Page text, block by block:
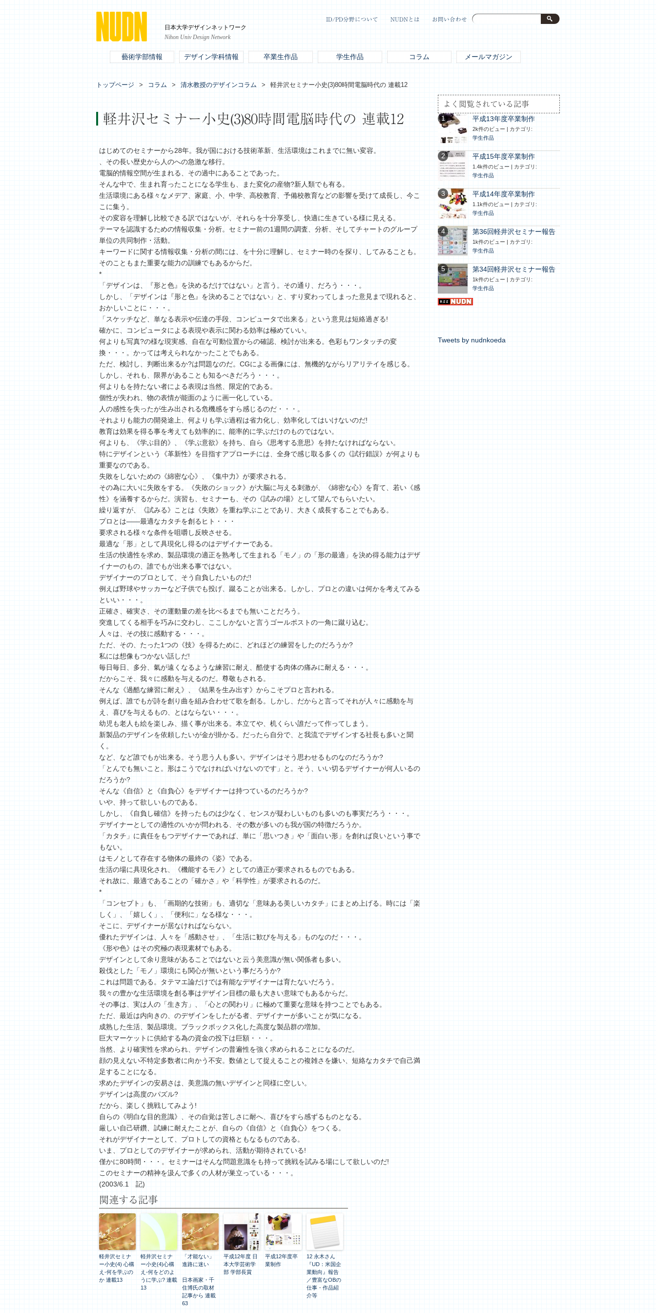
日本大学デザインネットワーク
Nihon Univ Design Network
ID/PD分野について NUDNとは お問い合わせ
藝術学部情報 デザイン学科情報 卒業生作品 学生作品 コラム メールマガジン
トップページ コラム 清水教授のデザインコラム 軽井沢セミナー小史(3)80時間電脳時代の 連載12
軽井沢セミナー小史(3)80時間電脳時代の 連載12
はじめてのセミナーから28年。我が国における技術革新、生活環境はこれまでに無い変容。
、その長い歴史から人のへの急激な移行。
電脳的情報空間が生まれる、その過中にあることであった。
そんな中で、生まれ育ったことになる学生も、また変化の産物?新人類でも有る。
生活環境にある様々なメデア、家庭、小、中学、高校教育、予備校教育などの影響を受けて成長し、今こ
こに集う。
その変容を理解し比較できる訳ではないが、それらを十分享受し、快適に生きている様に見える。
テーマを認識するための情報収集・分析。セミナー前の1週間の調査、分析、そしてチャートのグループ
単位の共同制作・活動。
キーワードに関する情報収集・分析の間には、を十分に理解し、セミナー時のを探り、してみることも。
そのこともまた重要な能力の訓練でもあるからだ。
*
「デザインは、『形と色』を決めるだけではない」と言う。その通り、だろう・・・。
しかし、「デザインは『形と色』を決めることではない」と、すり変わってしまった意見まで現れると、
おかしいことに・・・。
「スケッチなど、単なる表示や伝達の手段、コンピュータで出来る」という意見は短絡過ぎる!
確かに、コンピュータによる表現や表示に関わる効率は極めていい。
何よりも写真?の様な現実感、自在な可動位置からの確認、検討が出来る。色彩もワンタッチの変
換・・・。かっては考えられなかったことでもある。
ただ、検討し、判断出来るか?は問題なのだ。CGによる画像には、無機的ながらリアリテイを感じる。
しかし、それも、限界があることも知るべきだろう・・・。
何よりもを持たない者による表現は当然、限定的である。
個性が失われ、物の表情が能面のように画一化している。
人の感性を失ったが生み出される危機感をすら感じるのだ・・・。
それよりも能力の開発途上、何よりも学ぶ過程は省力化し、効率化してはいけないのだ!
教育は効果を得る事を考えても効率的に、能率的に学ぶだけのものではない。
何よりも、《学ぶ目的》、《学ぶ意欲》を持ち、自ら《思考する意思》を持たなければならない。
特にデザインという《革新性》を目指すアプローチには、全身で感じ取る多くの《試行錯誤》が何よりも
重要なのである。
失敗をしないための《綿密な心》、《集中力》が要求される。
その為に大いに失敗をする。《失敗のショック》が大脳に与える刺激が、《綿密な心》を育て、若い《感
性》を涵養するからだ。演習も、セミナーも、その《試みの場》として望んでもらいたい。
繰り返すが、《試みる》ことは《失敗》を重ね学ぶことであり、大きく成長することでもある。
プロとは――最適なカタチを創るヒト・・・
要求される様々な条件を咀嚼し反映させる。
最適な「形」として具現化し得るのはデザイナーである。
生活の快適性を求め、製品環境の適正を熟考して生まれる「モノ」の「形の最適」を決め得る能力はデザ
イナーのもの、誰でもが出来る事ではない。
デザイナーのプロとして、そう自負したいものだ!
例えば野球やサッカーなど子供でも投げ、蹴ることが出来る。しかし、プロとの違いは何かを考えてみる
といい・・・。
正確さ、確実さ、その運動量の差を比べるまでも無いことだろう。
突進してくる相手を巧みに交わし、ここしかないと言うゴールポストの一角に蹴り込む。
人々は、その技に感動する・・・。
ただ、その、たった1つの《技》を得るために、どれほどの練習をしたのだろうか?
私には想像もつかない話しだ!
毎日毎日、多分、氣が遠くなるような練習に耐え、酷使する肉体の痛みに耐える・・・。
だからこそ、我々に感動を与えるのだ。尊敬もされる。
そんな《過酷な練習に耐え》、《結果を生み出す》からこそプロと言われる。
例えば、誰でもが詩を創り曲を組み合わせて歌を創る。しかし、だからと言ってそれが人々に感動を与
え、喜びを与えるもの、とはならない・・・。
幼児も老人も絵を楽しみ、描く事が出来る。本立てや、机くらい誰だって作ってしまう。
新製品のデザインを依頼したいが金が掛かる。だったら自分で、と我流でデザインする社長も多いと聞
く。
など、など誰でもが出来る。そう思う人も多い。デザインはそう思わせるものなのだろうか?
「とんでも無いこと。形はこうでなければいけないのです」と。そう、いい切るデザイナーが何人いるの
だろうか?
そんな《自信》と《自負心》をデザイナーは持つているのだろうか?
いや、持って欲しいものである。
しかし、《自負し確信》を持ったものは少なく、センスが疑わしいものも多いのも事実だろう・・・。
デザイナーとしての適性のいかが問われる、その数が多いのも我が国の特徴だろうか。
「カタチ」に責任をもつデザイナーであれば、単に「思いつき」や「面白い形」を創れば良いという事で
もない。
はモノとして存在する物体の最終の《姿》である。
生活の場に具現化され、《機能するモノ》としての適正が要求されるものでもある。
それ故に、最適であることの「確かさ」や「科学性」が要求されるのだ。
*
「コンセプト」も、「画期的な技術」も、適切な「意味ある美しいカタチ」にまとめ上げる。時には「楽
しく」、「嬉しく」、「便利に」なる様な・・・。
そこに、デザイナーが居なければならない。
優れたデザインは、人々を「感動させ」、「生活に歓びを与える」ものなのだ・・・。
《形や色》はその究極の表現素材でもある。
デザインとして余り意味があることではないと云う美意識が無い関係者も多い。
殺伐とした「モノ」環境にも関心が無いという事だろうか?
これは問題である。タテマエ論だけでは有能なデザイナーは育たないだろう。
我々の豊かな生活環境を創る事はデザイン目標の最も大きい意味でもあるからだ。
その事は、実は人の「生き方」、「心との関わり」に極めて重要な意味を持つことでもある。
ただ、最近は内向きの、のデザインをしたがる者、デザイナーが多いことが気になる。
成熟した生活、製品環境。ブラックボックス化した高度な製品群の増加。
巨大マーケットに供給する為の資金の投下は巨額・・・。
当然、より確実性を求められ、デザインの普遍性を強く求められることになるのだ。
顔の見えない不特定多数者に向かう不安。数値として捉えることの複雑さを嫌い、短絡なカタチで自己満
足することになる。
求めたデザインの安易さは、美意識の無いデザインと同様に空しい。
デザインは高度のパズル?
だから、楽しく挑戦してみよう!
自らの《明白な目的意識》、その自覚は苦しさに耐へ、喜びをすら感ずるものとなる。
厳しい自己研鑽、試練に耐えたことが、自らの《自信》と《自負心》をつくる。
それがデザイナーとして、プロトしての資格ともなるものである。
いま、プロとしてのデザイナーが求められ、活動が期待されている!
僅かに80時間・・・。セミナーはそんな問題意識をも持って挑戦を試みる場にして欲しいのだ!
このセミナーの精神を汲んで多くの人材が巣立っている・・・。
(2003/6.1 記)
関連する記事
軽井沢セミナ
ー小史(4) 心構
え-何を学ぶの
か 連載13
軽井沢セミナ
ー小史(4)心構
え-何をどのよ
うに学ぶ? 連載
13
「才能ない」
進路に迷い
日本画家・千
住博氏の取材
記事から 連載
63
平成12年度 日
本大学芸術学
部 学部長賞
平成12年度卒
業制作
12 永木さん
『UD：米国企
業動向』報告
／豊富なOBの
仕事・作品紹
介等
よく閲覧されている記事
平成13年度卒業制作
2k件のビュー | カテゴリ:
学生作品
平成15年度卒業制作
1.4k件のビュー | カテゴリ:
学生作品
平成14年度卒業制作
1.1k件のビュー | カテゴリ:
学生作品
第36回軽井沢セミナー報告
1k件のビュー | カテゴリ:
学生作品
第34回軽井沢セミナー報告
1k件のビュー | カテゴリ:
学生作品
Tweets by nudnkoeda